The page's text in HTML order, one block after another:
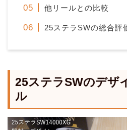
他リールとの比較
25ステラSWの総合評
25ステラSWのデザ
ル